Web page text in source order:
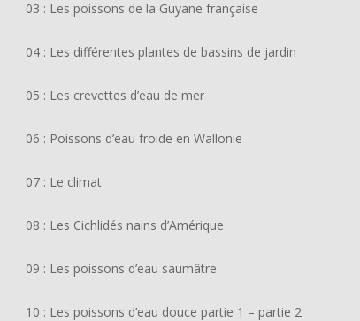
03 : Les poissons de la Guyane française
04 : Les différentes plantes de bassins de jardin
05 : Les crevettes d’eau de mer
06 : Poissons d’eau froide en Wallonie
07 : Le climat
08 : Les Cichlidés nains d’Amérique
09 : Les poissons d’eau saumâtre
10 : Les poissons d’eau douce partie 1 – partie 2